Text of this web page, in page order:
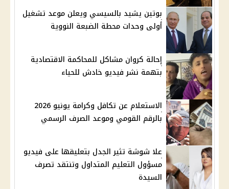
بوتين يشيد بالسيسي ويعلن موعد تشغيل
أولى وحدات محطة الضبعة النووية
إحالة كروان مشاكل للمحاكمة الاقتصادية
بتهمة نشر فيديو خادش للحياء
الاستعلام عن تكافل وكرامة يونيو 2026
بالرقم القومي وموعد الصرف الرسمي
علا شوشة تثير الجدل بتعليقها على فيديو
مسؤول التعليم المتداول وتنتقد تصرف
السيدة